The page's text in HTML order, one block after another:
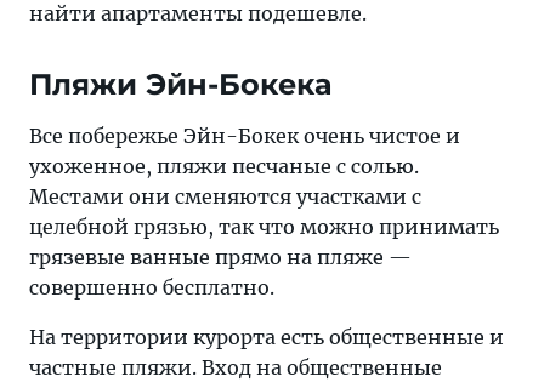
найти апартаменты подешевле.
Пляжи Эйн-Бокека
Все побережье Эйн-Бокек очень чистое и
ухоженное, пляжи песчаные с солью.
Местами они сменяются участками с
целебной грязью, так что можно принимать
грязевые ванные прямо на пляже —
совершенно бесплатно.
На территории курорта есть общественные и
частные пляжи. Вход на общественные